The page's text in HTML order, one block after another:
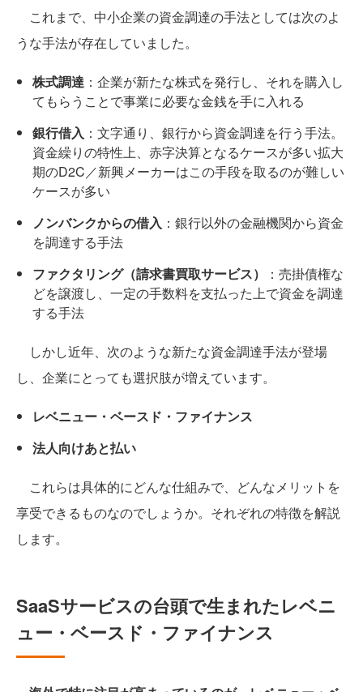
これまで、中小企業の資金調達の手法としては次のよ
うな手法が存在していました。
株式調達 ：企業が新たな株式を発行し、それを購入し
てもらうことで事業に必要な金銭を手に入れる
銀行借入 ：文字通り、銀行から資金調達を行う手法。
資金繰りの特性上、赤字決算となるケースが多い拡大
期のD2C／新興メーカーはこの手段を取るのが難しい
ケースが多い
ノンバンクからの借入 ：銀行以外の金融機関から資金
を調達する手法
ファクタリング（請求書買取サービス）
：売掛債権な
どを譲渡し、一定の手数料を支払った上で資金を調達
する手法
しかし近年、次のような新たな資金調達手法が登場
し、企業にとっても選択肢が増えています。
レベニュー・ベースド・ファイナンス
法人向けあと払い
これらは具体的にどんな仕組みで、どんなメリットを
享受できるものなのでしょうか。それぞれの特徴を解説
します。
SaaSサービスの台頭で生まれたレベニ
ュー・ベースド・ファイナンス